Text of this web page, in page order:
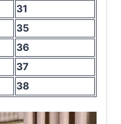
31
35
36
37
38